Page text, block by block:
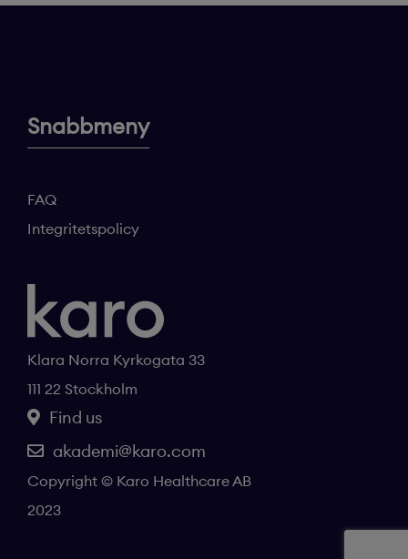
Klara Norra Kyrkogata 33
111 22 Stockholm
Find us
akademi@karo.com
Copyright © Karo Healthcare AB
2023
Snabbmeny
FAQ
Integritetspolicy